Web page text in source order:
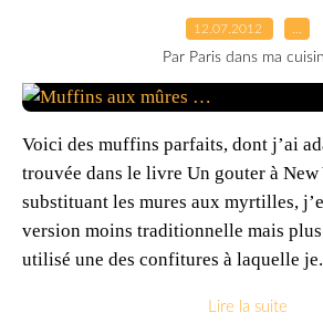
12.07.2012
Par Paris dans ma
Voici des muffins parfaits, dont j’ai
trouvée dans le livre Un gouter à New
substituant les mures aux myrtilles,
version moins traditionnelle mais plus
utilisé une des confitures à laquelle
Lire la suite